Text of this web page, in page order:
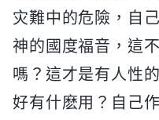
灾難中的危險，自
神的國度福音，這
嗎？這才是有人性
好有什麽用？自己